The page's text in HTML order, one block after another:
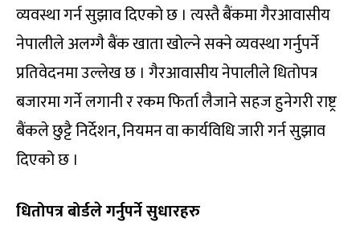
व्यवस्था गर्न सुझाव दिएको छ । त्यस्तै बैंकमा गैरआवासीय
नेपालीले अलग्गै बैंक खाता खोल्ने सक्ने व्यवस्था गर्नुपर्ने
प्रतिवेदनमा उल्लेख छ । गैरआवासीय नेपालीले धितोपत्र
बजारमा गर्ने लगानी र रकम फिर्ता लैजाने सहज हुनेगरी राष्ट्र
बैंकले छुट्टै निर्देशन, नियमन वा कार्यविधि जारी गर्न सुझाव
दिएको छ ।
धितोपत्र बोर्डले गर्नुपर्ने सुधारहरु